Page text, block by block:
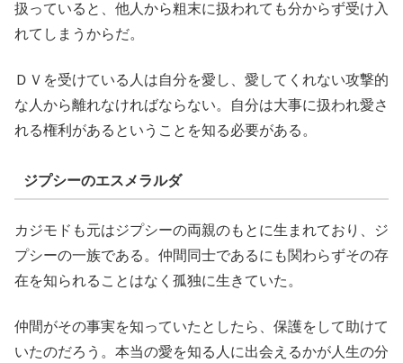
扱っていると、他人から粗末に扱われても分からず受け入
れてしまうからだ。
ＤＶを受けている人は自分を愛し、愛してくれない攻撃的
な人から離れなければならない。自分は大事に扱われ愛さ
れる権利があるということを知る必要がある。
ジプシーのエスメラルダ
カジモドも元はジプシーの両親のもとに生まれており、ジ
プシーの一族である。仲間同士であるにも関わらずその存
在を知られることはなく孤独に生きていた。
仲間がその事実を知っていたとしたら、保護をして助けて
いたのだろう。本当の愛を知る人に出会えるかが人生の分